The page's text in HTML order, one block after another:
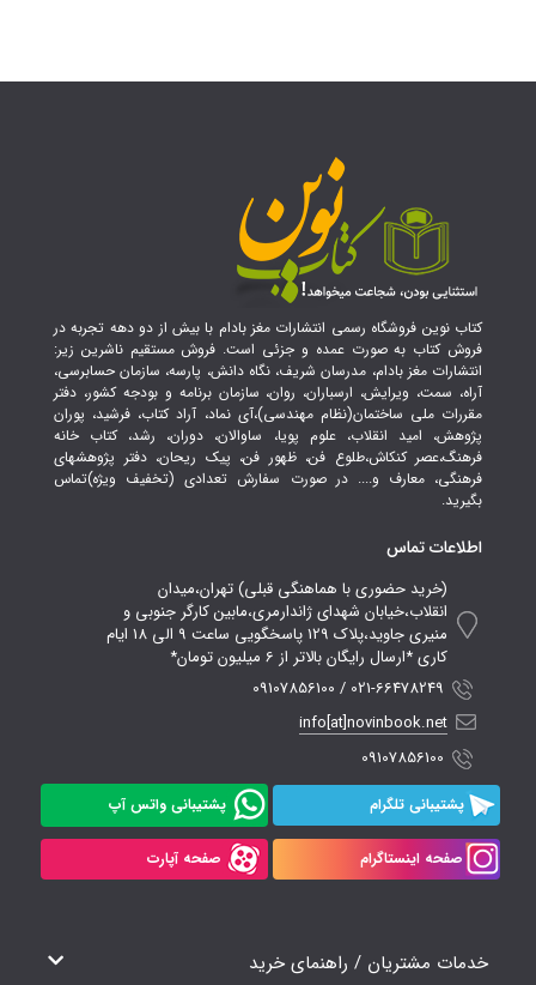
کتاب نوین فروشگاه رسمی انتشارات مغز بادام با بیش از دو دهه تجربه در
فروش کتاب به صورت عمده و جزئی است. فروش مستقیم ناشرین زیر:
انتشارات مغز بادام، مدرسان شریف، نگاه دانش، پارسه، سازمان حسابرسی،
آراه، سمت، ویرایش، ارسباران، روان، سازمان برنامه و بودجه کشور، دفتر
مقررات ملی ساختمان(نظام مهندسی)،آی نماد، آراد کتاب، فرشید، پوران
پژوهش، امید انقلاب، علوم پویا، ساوالان، دوران، رشد، کتاب خانه
فرهنگ،عصر کنکاش،طلوع فن، ظهور فن، پیک ریحان، دفتر پژوهشهای
فرهنگی، معارف و.... در صورت سفارش تعدادی (تخفیف ویژه)تماس
بگیرید.
اطلاعات تماس
(خرید حضوری با هماهنگی قبلی) تهران،میدان
انقلاب،خیابان شهدای ژاندارمری،مابین کارگر جنوبی و
منیری جاوید،پلاک 129 پاسخگویی ساعت 9 الی 18 ایام
کاری *ارسال رایگان بالاتر از 6 میلیون تومان*
021-66478249 / 09107856100
info[at]novinbook.net
09107856100
پشتیبانی تلگرام پشتیبانی واتس آپ
صفحه اینستاگرام صفحه آپارت
خدمات مشتریان / راهنمای خرید